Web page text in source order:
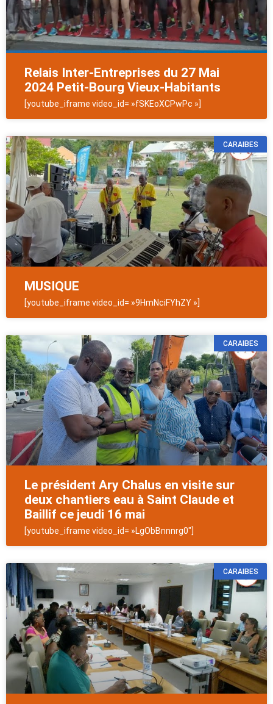
Relais Inter-Entreprises du 27 Mai
2024 Petit-Bourg Vieux-Habitants
[youtube_iframe video_id= »fSKEoXCPwPc »]
CARAIBES
MUSIQUE
[youtube_iframe video_id= »9HmNciFYhZY »]
CARAIBES
Le président Ary Chalus en visite sur
deux chantiers eau à Saint Claude et
Baillif ce jeudi 16 mai
[youtube_iframe video_id= »LgObBnnnrg0″]
CARAIBES